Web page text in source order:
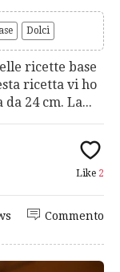
Dolci
ricette base
ricetta vi ho
24 cm. La...
Like 2
Commento